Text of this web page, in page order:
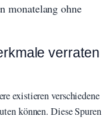
monatelang ohne
verraten
existieren verschiedene
können. Diese Spuren